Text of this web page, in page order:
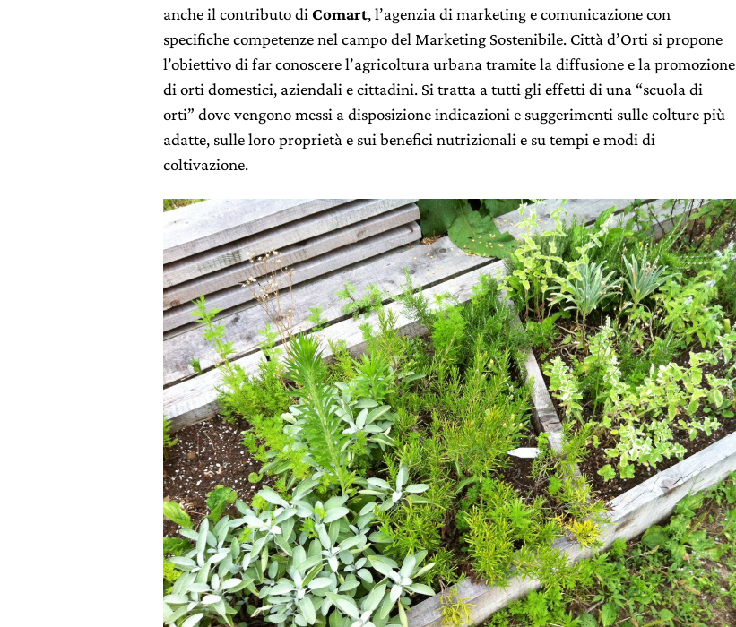
anche il contributo di Comart, l’agenzia di marketing e comunicazione con
specifiche competenze nel campo del Marketing Sostenibile. Città d’Orti si propone
l’obiettivo di far conoscere l’agricoltura urbana tramite la diffusione e la promozione
di orti domestici, aziendali e cittadini. Si tratta a tutti gli effetti di una “scuola di
orti” dove vengono messi a disposizione indicazioni e suggerimenti sulle colture più
adatte, sulle loro proprietà e sui benefici nutrizionali e su tempi e modi di
coltivazione.